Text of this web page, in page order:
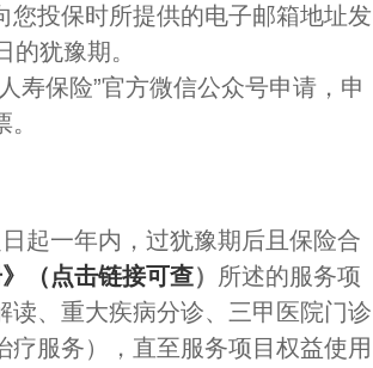
投保时所提供的电子邮箱地址发
犹豫期。
寿保险”官方微信公众号申请，申
起一年内，过犹豫期后且保险合
》（点击链接可查）
所述的服务项
读、重大疾病分诊、三甲医院门诊
服务），直至服务项目权益使用